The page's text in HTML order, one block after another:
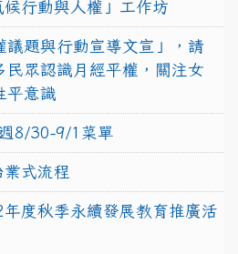
行動與人權」工作坊
議題與行動宣導文宣」，請
民眾認識月經平權，關注女
平意識
8/30-9/1菜單
式流程
度秋季永續發展教育推廣活